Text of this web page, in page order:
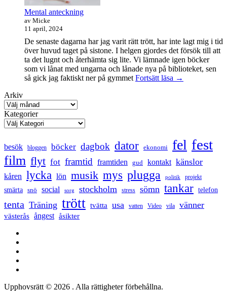
Mental anteckning
av Micke
11 april, 2024
De senaste dagarna har jag varit rätt trött, har inte lagt mig i tid
över huvud taget på sistone. I helgen gjordes det försök till att
ta det lugnt och återhämta sig lite. Vi lämnade igen böcker
som vi lånat med ungarna och lånade nya på biblioteket, sen
så gick jag faktiskt ner på gymmet Fortsätt läsa Mental
→
Arkiv
Kategorier
besök bloggen böcker dagbok dator ekonomi fel fest
film flyt fot framtid framtiden gud kontakt känslor
kåren lycka lön musik mys plugga politik projekt
smärta snö social sorg stockholm stress sömn tankar telefon
tenta Träning trött tvätta usa vatten Video vila vänner
västerås ångest åsikter
Upphovsrätt © 2026 . Alla rättigheter förbehållna.